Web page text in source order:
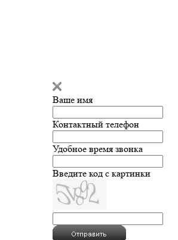
Ваше имя
Контактный телефон
Удобное время звонка
Введите код с картинки
Введите сообщение